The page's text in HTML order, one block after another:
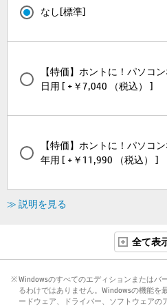
なし[標準]
【特価】ホントに！パソコ
日用 [ +￥7,040 （税込） ]
【特価】ホントに！パソコ
年用 [ +￥11,990 （税込） ]
≫ 説明を見る
全て表
※ Windowsのすべてのエディションまたはバ
るわけではありません。Windowsの機能を
ードウェア、ドライバー、ソフトウェア